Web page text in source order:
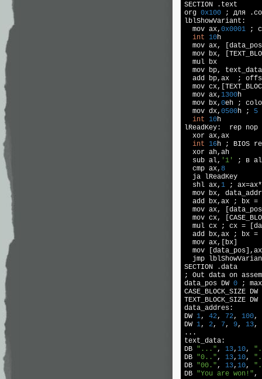
SECTION .text
org 0x100 ; для
lblShowVariant:
  mov ax,
0x0001 ;
int
10h
mov ax,
mov bx,
  mul bx
  mov bp, text_data
add bp,ax  ;
mov
  mov ax,
1300h
  mov bx,
0eh ;
  mov dx,
0500h ; 5
int
10h
lReadKey:  rep nop
  xor ax,ax
int
16h ; BIOS
  xor ah,ah
  sub al,
'1'
; в al
  cmp ax,
8
  ja lReadKey
  shl ax,
1 ; ax=ax*
mov bx,
add bx,ax ; bx =
mov ax,
mov cx,
mul cx ; cx =
add bx,ax ; bx =
  mov ax,[bx]
mov
jmp
SECTION .data
; Out data on
data_pos DW 0 ;
CASE_BLOCK_SIZE DW
TEXT_BLOCK_SIZE DW
data_addres:
DW 1, 42, 72, 100,
DW 1, 2, 7, 9, 13,
...
text_data:
DB "...", 13, 10,
DB "0..", 13, 10,
DB "00.", 13, 10,
DB "You are won!",